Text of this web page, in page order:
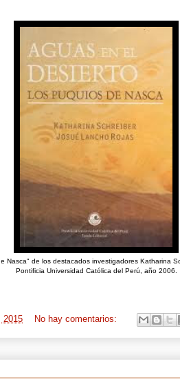
Nasca" de los destacados investigadores Katharina
Pontificia Universidad Católica del Perú, año 2006.
2015 No hay comentarios: